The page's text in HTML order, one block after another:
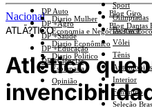
Sport
Olimpíadas
Basquete
Vôlei
Tênis
Interior
Feminino
Seleção
DP Auto
DP +Agro
DP +Saúde
DP +Educação
DP +Ciências
Diario Mulher
Economia e Negócios Em Foco
Diario Econômico
Diario Político
Esplanada
Opinião
Blog Giro
Blog Dantas
Nacional
ATLÃ?TICO
Atlético